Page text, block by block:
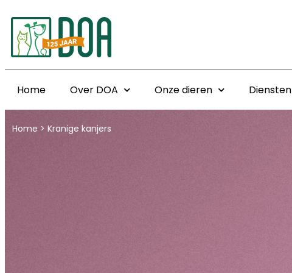
Home Over DOA Onze dieren Diensten
Home > Kranige kanjers